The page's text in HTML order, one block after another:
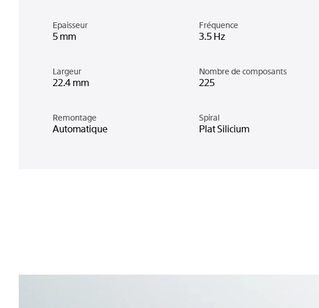
Epaisseur
5 mm
Fréquence
3.5 Hz
Largeur
22.4 mm
Nombre de composants
225
Remontage
Automatique
Spiral
Plat Silicium